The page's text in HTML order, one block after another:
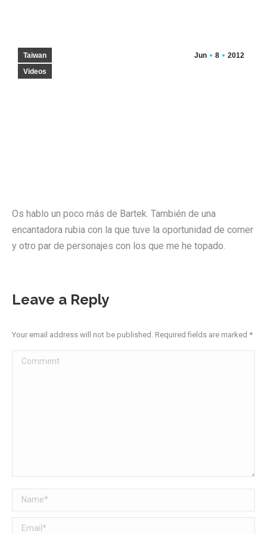
Jun 8 2012
Taiwan
Videos
Os hablo un poco más de Bartek. También de una
encantadora rubia con la que tuve la oportunidad de comer
y otro par de personajes con los que me he topado.
Leave a Reply
Your email address will not be published. Required fields are marked *
Comment
Name *
Email *